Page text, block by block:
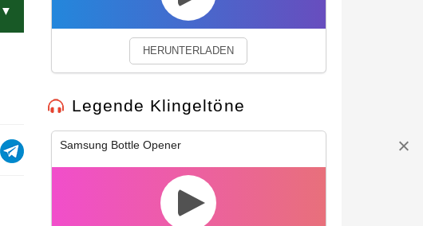
HERUNTERLADEN
Legende Klingeltöne
Samsung Bottle Opener